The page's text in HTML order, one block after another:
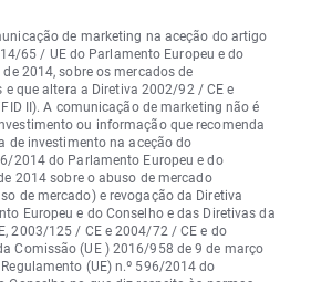
de marketing na aceção do artigo
65 / UE do Parlamento Europeu e do
2014, sobre os mercados de
que altera a Diretiva 2002/92 / CE e
II). A comunicação de marketing não é
ou informação que recomenda
de investimento na aceção do
2014 do Parlamento Europeu e do
2014 sobre o abuso de mercado
de mercado) e revogação da Diretiva
Europeu e do Conselho e das Diretivas da
2003/125 / CE e 2004/72 / CE e do
Comissão (UE ) 2016/958 de 9 de março
(UE) n.º 596/2014 do